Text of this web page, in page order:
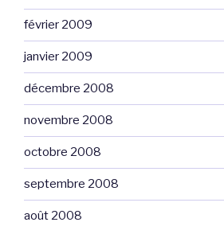
février 2009
janvier 2009
décembre 2008
novembre 2008
octobre 2008
septembre 2008
août 2008